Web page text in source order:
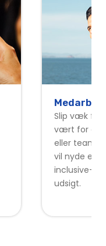
Slip væk fra
vært for din
eller
vil nyde en
inclusive-
udsigt.